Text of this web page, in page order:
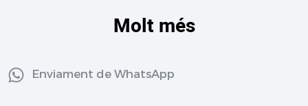
Molt més
Enviament de WhatsApp